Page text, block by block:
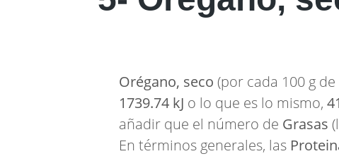
Orégano, seco (por cada 100 g
1739.74 kJ o lo que es lo mismo,
añadir que el número de Grasas
En términos generales, las